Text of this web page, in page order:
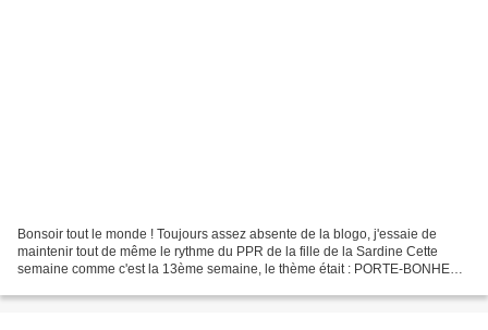
Bonsoir tout le monde ! Toujours assez absente de la blogo, j'essaie de
maintenir tout de même le rythme du PPR de la fille de la Sardine Cette
semaine comme c'est la 13ème semaine, le thème était : PORTE-BONHEUR